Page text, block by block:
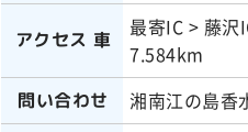
アクセス 車
最寄IC > 藤沢
7.584km
問い合わせ 湘南江の島香